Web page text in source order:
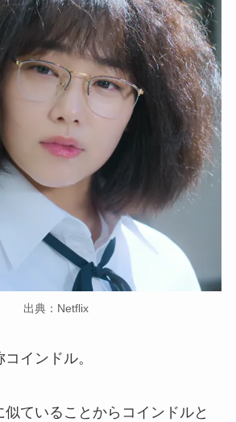
出典：Netflix
インドル。
ていることからコインドルと